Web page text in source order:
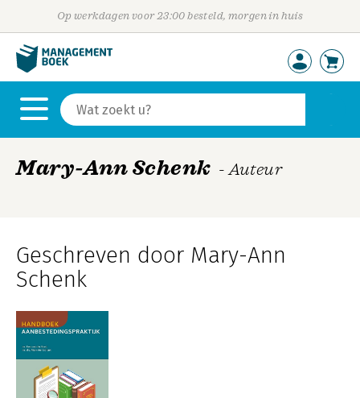
Op werkdagen voor 23:00 besteld, morgen in huis
Mary-Ann Schenk - Auteur
Geschreven door Mary-Ann
Schenk